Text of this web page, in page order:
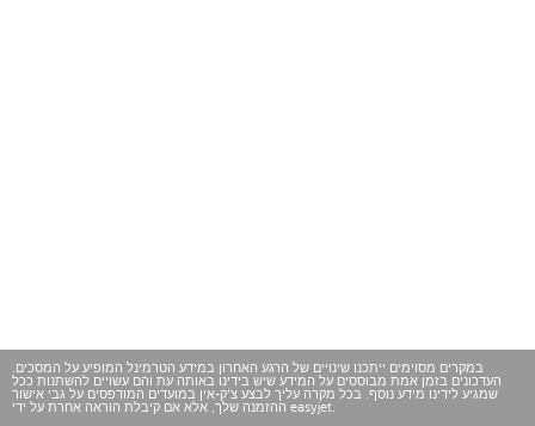
במקרים מסוימים ייתכנו שינויים של הרגע האחרון במידע הטרמינל המופיע על המסכים.
העדכונים בזמן אמת מבוססים על המידע שיש בידינו באותה עת והם עשויים להשתנות ככל
שמגיע לידינו מידע נוסף. בכל מקרה עליך לבצע צ'ק-אין במועדים המודפסים על גבי אישור
ההזמנה שלך, אלא אם קיבלת הוראה אחרת על ידי easyjet.